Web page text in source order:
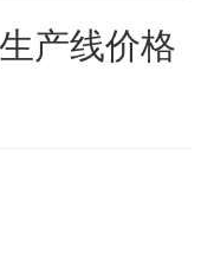
产线价格